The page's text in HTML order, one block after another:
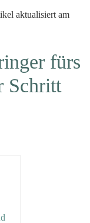
aktualisiert am
fürs
Schritt